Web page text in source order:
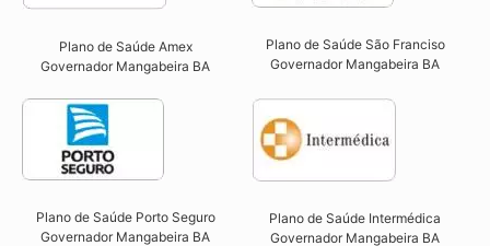
Plano de Saúde Amex
Governador Mangabeira BA
Plano de Saúde São Franciso
Governador Mangabeira BA​
Plano de Saúde Porto Seguro
Governador Mangabeira BA​
Plano de Saúde Intermédica
Governador Mangabeira BA​